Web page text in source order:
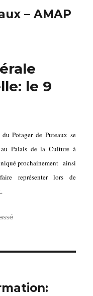
– AMAP
le 9
du Potager de Puteaux se
au Palais de la Culture à
prochainement ainsi
représenter lors de
savoir plus.